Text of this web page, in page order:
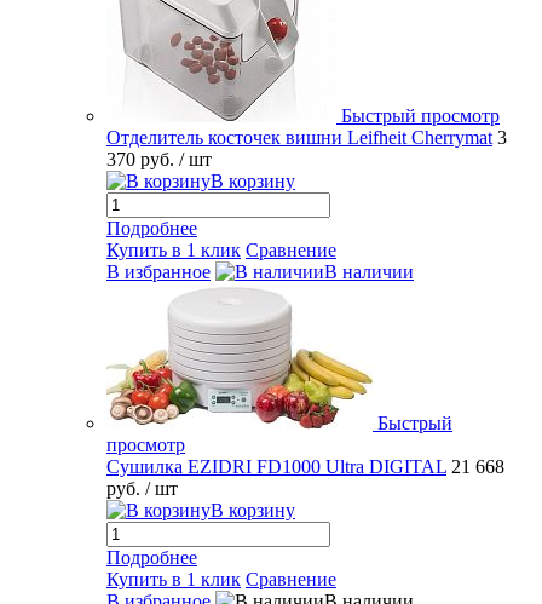
Быстрый просмотр
Отделитель косточек вишни Leifheit Cherrymat 3
370 руб. / шт
В корзину
Подробнее
Купить в 1 клик Сравнение
В избранное
В наличии
Быстрый
просмотр
Сушилка EZIDRI FD1000 Ultra DIGITAL 21 668
руб. / шт
В корзину
Подробнее
Купить в 1 клик Сравнение